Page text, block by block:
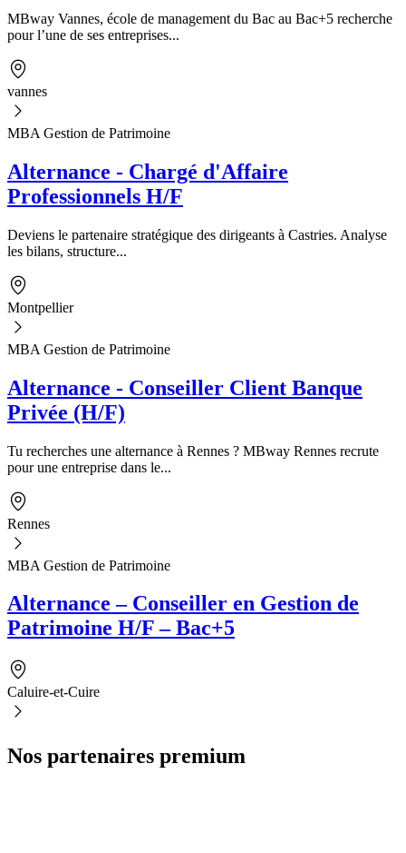
MBway Vannes, école de management du Bac au Bac+5 recherche
pour l’une de ses entreprises...
vannes
MBA Gestion de Patrimoine
Alternance - Chargé d'Affaire
Professionnels H/F
Deviens le partenaire stratégique des dirigeants à Castries. Analyse
les bilans, structure...
Montpellier
MBA Gestion de Patrimoine
Alternance - Conseiller Client Banque
Privée (H/F)
Tu recherches une alternance à Rennes ? MBway Rennes recrute
pour une entreprise dans le...
Rennes
MBA Gestion de Patrimoine
Alternance – Conseiller en Gestion de
Patrimoine H/F – Bac+5
Caluire-et-Cuire
Nos partenaires premium